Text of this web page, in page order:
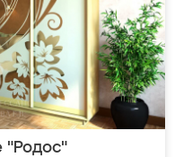
"Родос"